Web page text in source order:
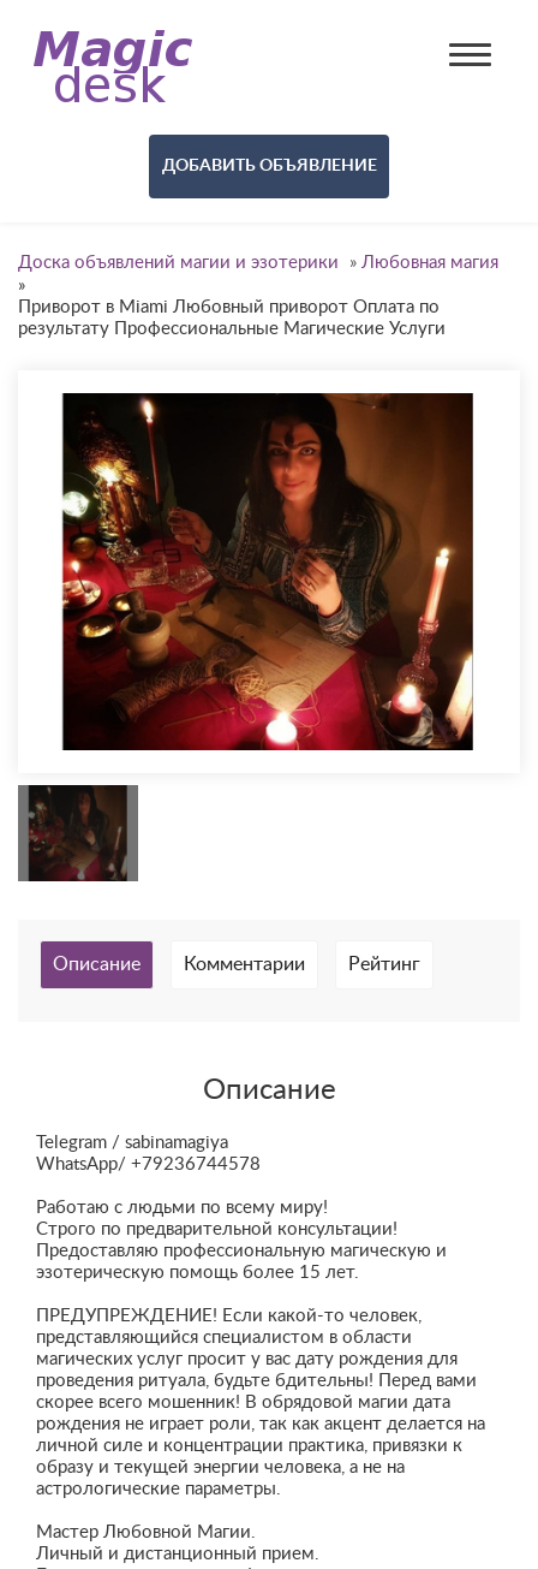
ДОБАВИТЬ ОБЪЯВЛЕНИЕ
Доска объявлений магии и эзотерики » Любовная магия
»
Приворот в Miami Любовный приворот Оплата по
результату Профессиональные Магические Услуги
Описание Комментарии Рейтинг
Описание
Telegram / sabinamagiya
WhatsApp/ +79236744578
Работаю с людьми по всему миру!
Строго по предварительной консультации!
Предоставляю профессиональную магическую и
эзотерическую помощь более 15 лет.
ПРЕДУПРЕЖДЕНИЕ! Если какой-то человек,
представляющийся специалистом в области
магических услуг просит у вас дату рождения для
проведения ритуала, будьте бдительны! Перед вами
скорее всего мошенник! В обрядовой магии дата
рождения не играет роли, так как акцент делается на
личной силе и концентрации практика, привязки к
образу и текущей энергии человека, а не на
астрологические параметры.
Мастер Любовной Магии.
Личный и дистанционный прием.